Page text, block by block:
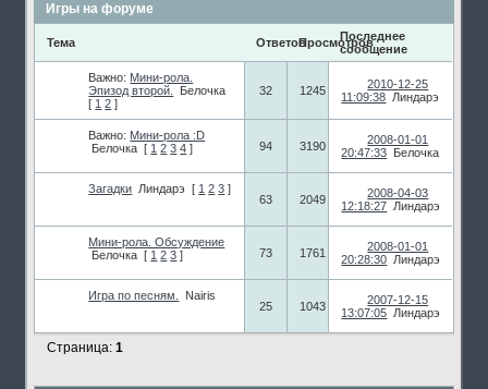
Игры на форуме
Тема ОтветовПросмотровПоследнее
сообщение
Важно: Мини-рола.
Эпизод второй.
Белочка
[ 1 2 ]
32 1245
2010-12-25
11:09:38 Линдарэ
Важно: Мини-рола :D
Белочка [ 1 2 3 4 ] 94 3190
2008-01-01
20:47:33 Белочка
Загадки Линдарэ [ 1 2 3 ]
63
2049
2008-04-03
12:18:27 Линдарэ
Мини-рола. Обсуждение
Белочка [ 1 2 3 ] 73 1761
2008-01-01
20:28:30 Линдарэ
Игра по песням.
Nairis
25
1043
2007-12-15
13:07:05 Линдарэ
Страница:1